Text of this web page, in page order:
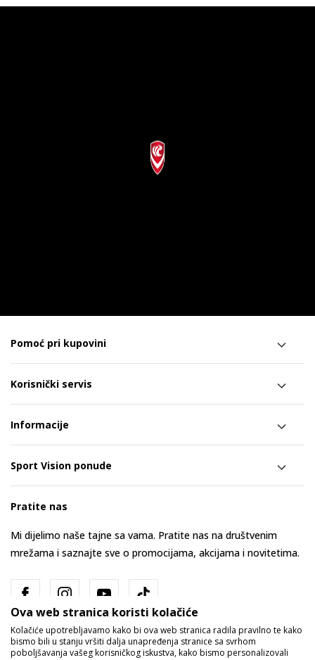
Pomoć pri kupovini
Korisnički servis
Informacije
Sport Vision ponude
Pratite nas
Mi dijelimo naše tajne sa vama. Pratite nas na društvenim
mrežama i saznajte sve o promocijama, akcijama i novitetima.
Ova web stranica koristi kolačiće
Kolačiće upotrebljavamo kako bi ova web stranica radila pravilno te kako
bismo bili u stanju vršiti dalja unapređenja stranice sa svrhom
poboljšavanja vašeg korisničkog iskustva, kako bismo personalizovali